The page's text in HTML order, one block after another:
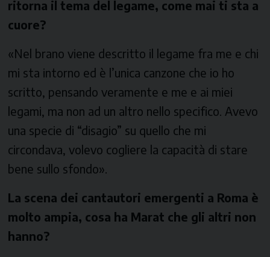
ritorna il tema del legame, come mai ti sta a
cuore?
«Nel brano viene descritto il legame fra me e chi
mi sta intorno ed è l’unica canzone che io ho
scritto, pensando veramente e me e ai miei
legami, ma non ad un altro nello specifico. Avevo
una specie di “disagio” su quello che mi
circondava, volevo cogliere la capacità di stare
bene sullo sfondo».
La scena dei cantautori emergenti a Roma è
molto ampia, cosa ha Marat che gli altri non
hanno?